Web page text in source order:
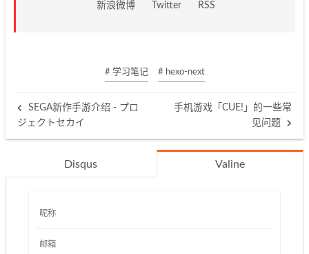
新浪微博 Twitter RSS
# 学习笔记 # hexo-next
SEGA新作手游介绍 - プロ
ジェクトセカイ
手机游戏「CUE!」的一些常
见问题
Disqus Valine